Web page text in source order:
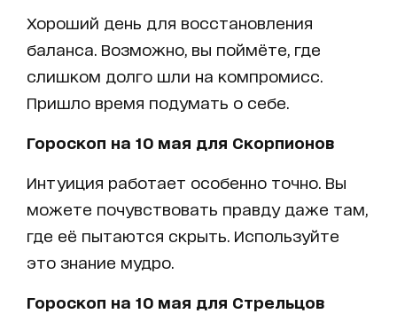
Хороший день для восстановления
баланса. Возможно, вы поймёте, где
слишком долго шли на компромисс.
Пришло время подумать о себе.
Гороскоп на 10 мая для Скорпионов
Интуиция работает особенно точно. Вы
можете почувствовать правду даже там,
где её пытаются скрыть. Используйте
это знание мудро.
Гороскоп на 10 мая для Стрельцов